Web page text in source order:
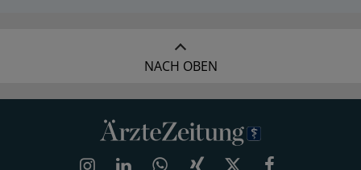
NACH OBEN